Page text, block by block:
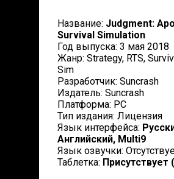
Название: Judgment:
Survival Simulation
Год выпуска: 3 мая 2018
Жанр: Strategy, RTS,
Sim
Разработчик: Suncrash
Издатель: Suncrash
Платформа: PC
Тип издания: Лицензия
Язык интерфейса:
Английский, Multi9
Язык озвучки:
Таблетка: Присутствует